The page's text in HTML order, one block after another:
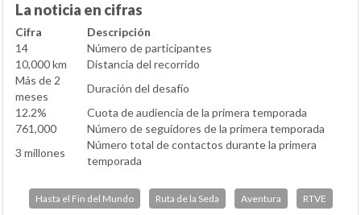
La noticia en cifras
Cifra
Descripción
14
Número de participantes
10,000 km
Distancia del recorrido
Más de 2
meses
Duración del desafío
12.2%
Cuota de audiencia de la primera temporada
761,000
Número de seguidores de la primera temporada
3 millones
Número total de contactos durante la primera
temporada
Hasta el Fin del Mundo Ruta de la Seda Aventura RTVE